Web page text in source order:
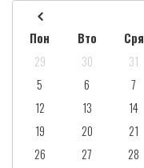
Пон
Вто Сря
29
30 31
5
6 7
12
13 14
19
20 21
26
27 28